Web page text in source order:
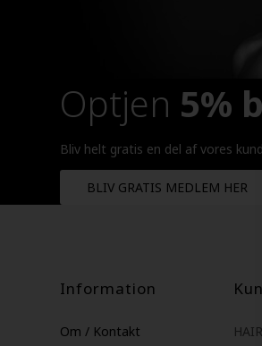
Optjen 5%
Bliv helt gratis en del af vores
BLIV GRATIS MEDLEM HER
Information
Om / Kontakt